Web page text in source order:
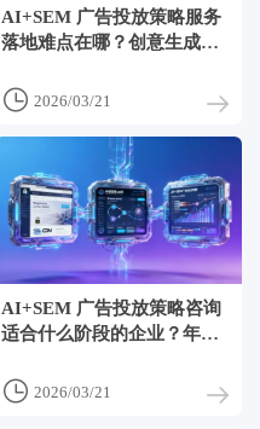
AI+SEM 广告投放策略服务
落地难点在哪？创意生成、
三大断点分析
 2026/03/21
AI+SEM 广告投放策略咨询
适合什么阶段的企业？年出
个前提条件
 2026/03/21